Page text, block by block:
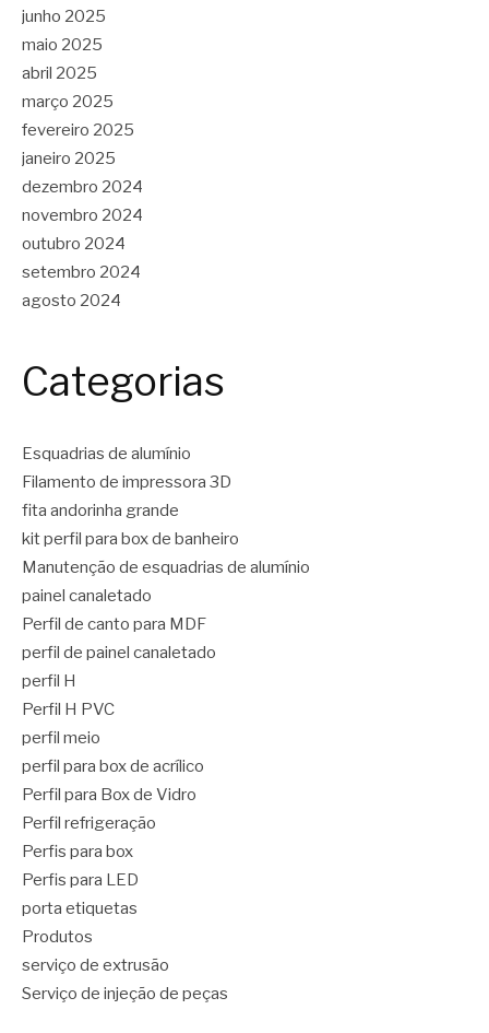
junho 2025
maio 2025
abril 2025
março 2025
fevereiro 2025
janeiro 2025
dezembro 2024
novembro 2024
outubro 2024
setembro 2024
agosto 2024
Categorias
Esquadrias de alumínio
Filamento de impressora 3D
fita andorinha grande
kit perfil para box de banheiro
Manutenção de esquadrias de alumínio
painel canaletado
Perfil de canto para MDF
perfil de painel canaletado
perfil H
Perfil H PVC
perfil meio
perfil para box de acrílico
Perfil para Box de Vidro
Perfil refrigeração
Perfis para box
Perfis para LED
porta etiquetas
Produtos
serviço de extrusão
Serviço de injeção de peças